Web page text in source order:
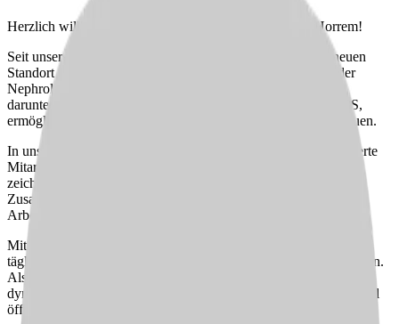
Herzlich willkommen im KfH-Nierenzentrum Kerpen-Horrem!
Seit unserem Umzug im Jahr 2010 bieten wir an unserem neuen
Standort umfassende medizinische Versorgung im Bereich der
Nephrologie und Dialyse. Unsere hochmoderne Ausstattung,
darunter die Dialysemaschinen von Fresenius 5008 und 5008S,
ermöglicht es uns, Patient:innen zu jeder Zeit optimal zu betreuen.
In unserem Nierenzentrum kümmern sich insgesamt 27 engagierte
Mitarbeiter:innen um das Wohl der Patient:innen. Unser Team
zeichnet sich durch eine bunte Altersstruktur und harmonische
Zusammenarbeit aus, was eine angenehme und produktive
Arbeitsatmosphäre schafft.
Mit neun Behandlungszimmern sind wir bestens ausgestattet, um
täglich eine professionelle und effiziente Betreuung sicherzustellen.
Als Teil unseres Teams haben Sie die Möglichkeit, in einem
dynamischen und unterstützenden Umfeld zu arbeiten, das sowohl
öffentliche als auch private Patient:innen versorgt.